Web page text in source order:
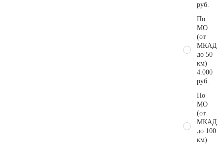
руб.
По
МО
(от
МКАД
до 50
км)
4.000
руб.
По
МО
(от
МКАД
до 100
км)